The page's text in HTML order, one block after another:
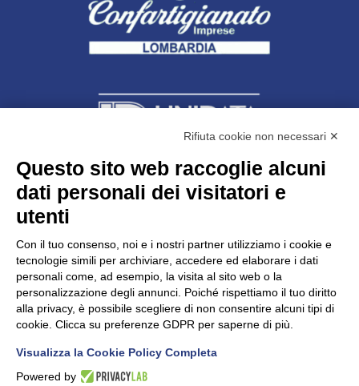
Unidata s.r.lcon unico socio
Largo dell’Artigianato, 1 - 23100 Sondrio
C.F. 00481790145 - N.REA SO-36426
PEC: unidata.sondrio@legalmail.it
Cap. soc. euro 100.000,00 i.v.
Rifiuta cookie non necessari ✕
Questo sito web raccoglie alcuni
dati personali dei visitatori e
utenti
Con il tuo consenso, noi e i nostri partner utilizziamo i cookie e
tecnologie simili per archiviare, accedere ed elaborare i dati
personali come, ad esempio, la visita al sito web o la
personalizzazione degli annunci. Poiché rispettiamo il tuo diritto
alla privacy, è possibile scegliere di non consentire alcuni tipi di
cookie. Clicca su preferenze GDPR per saperne di più.
Visualizza la Cookie Policy Completa
Powered by